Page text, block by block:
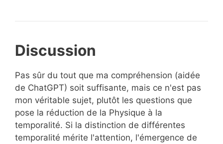
Discussion
Pas sûr du tout que ma compréhension (aidée
de ChatGPT) soit suffisante, mais ce n'est pas
mon véritable sujet, plutôt les questions que
pose la réduction de la Physique à la
temporalité. Si la distinction de différentes
temporalité mérite l'attention, l'émergence de